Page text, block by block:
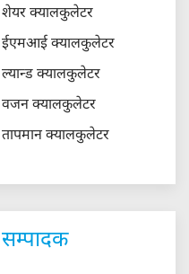
शेयर क्यालकुलेटर
ईएमआई क्यालकुलेटर
ल्यान्ड क्यालकुलेटर
वजन क्यालकुलेटर
तापमान क्यालकुलेटर
सम्पादक